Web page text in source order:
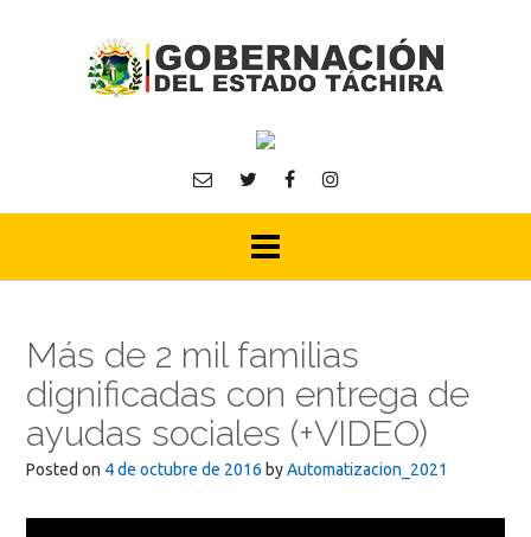
Más de 2 mil familias
dignificadas con entrega de
ayudas sociales (+VIDEO)
Posted on 4 de octubre de 2016 byAutomatizacion_2021